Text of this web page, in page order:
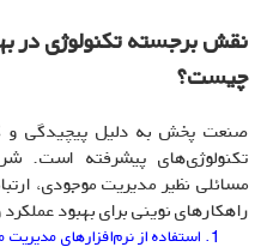
نقش برجسته تکنولوژی در
چیست؟
صنعت پخش به دلیل پیچیدگی و
تکنولوژی‌های پیشرفته است.
مسائلی نظیر مدیریت موجودی،
راهکارهای نوینی برای بهبود